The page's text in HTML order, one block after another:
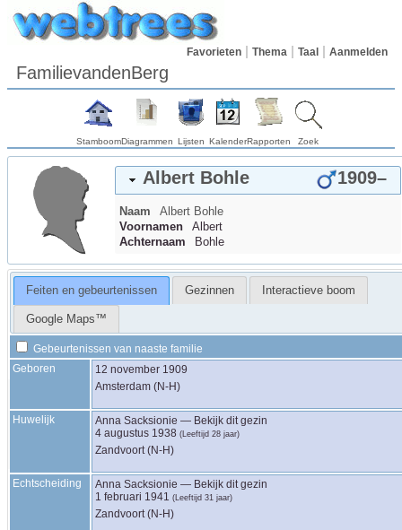
Favorieten Thema Taal Aanmelden
FamilievandenBerg
StamboomDiagrammen Lijsten KalenderRapporten Zoek
Albert Bohle 1909–
Naam Albert Bohle
Voornamen
Albert
Achternaam
Bohle
Feiten en gebeurtenissen Gezinnen Interactieve boom
Google Maps™
Gebeurtenissen van naaste familie
Geboren
12 november 1909
Amsterdam (N-H)
Huwelijk Anna Sacksionie — Bekijk dit gezin
4 augustus 1938 (Leeftijd 28 jaar)
Zandvoort (N-H)
Echtscheiding Anna Sacksionie — Bekijk dit gezin
1 februari 1941 (Leeftijd 31 jaar)
Zandvoort (N-H)